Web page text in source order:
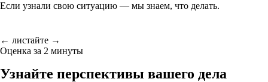
Если узнали свою ситуацию — мы знаем, что делать.
← листайте →
Оценка за 2 минуты
Узнайте перспективы вашего дела